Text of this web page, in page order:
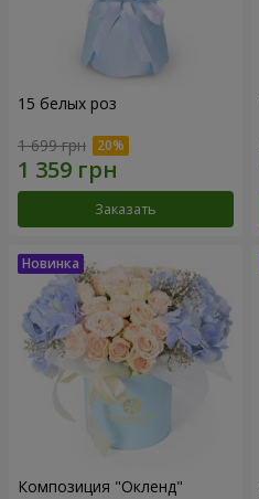
15 белых роз
1 699 грн
Заказать
Композиция "Окленд"